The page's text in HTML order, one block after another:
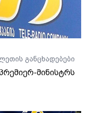
განცხადებები
მინისტრს